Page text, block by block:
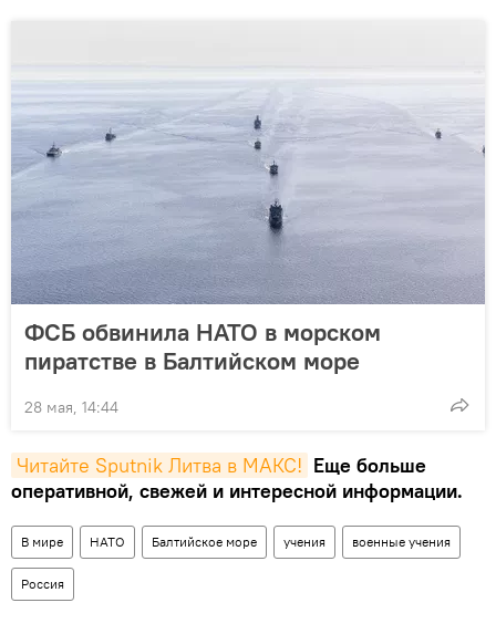
ФСБ обвинила НАТО в морском
пиратстве в Балтийском море
28 мая, 14:44
Читайте Sputnik Литва в MAКС! Еще больше
оперативной, свежей и интересной информации.
В мире НАТО Балтийское море учения военные учения
Россия